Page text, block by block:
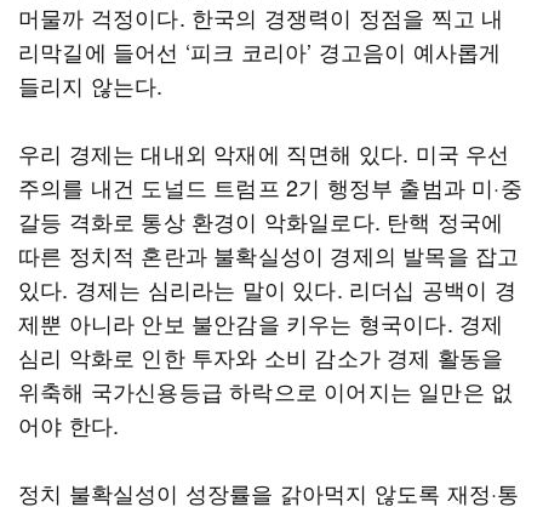
머물까 걱정이다. 한국의 경쟁력이 정점을 찍고 내
리막길에 들어선 ‘피크 코리아’ 경고음이 예사롭게
들리지 않는다.
우리 경제는 대내외 악재에 직면해 있다. 미국 우선
주의를 내건 도널드 트럼프 2기 행정부 출범과 미·중
갈등 격화로 통상 환경이 악화일로다. 탄핵 정국에
따른 정치적 혼란과 불확실성이 경제의 발목을 잡고
있다. 경제는 심리라는 말이 있다. 리더십 공백이 경
제뿐 아니라 안보 불안감을 키우는 형국이다. 경제
심리 악화로 인한 투자와 소비 감소가 경제 활동을
위축해 국가신용등급 하락으로 이어지는 일만은 없
어야 한다.
정치 불확실성이 성장률을 갉아먹지 않도록 재정·통